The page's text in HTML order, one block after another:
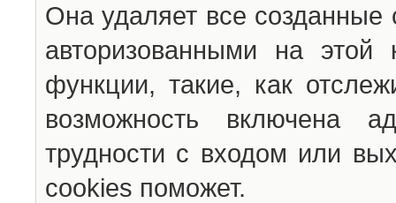
Она удаляет все созданные
авторизованными на
функции, такие, как
возможность включена
трудности с входом или
cookies поможет.